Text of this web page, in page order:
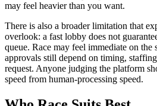
may feel heavier than you want.
There is also a broader limitation that
overlook: a fast lobby does not
queue. Race may feel immediate on the
approvals still depend on timing,
request. Anyone judging the platform
speed from human-processing speed.